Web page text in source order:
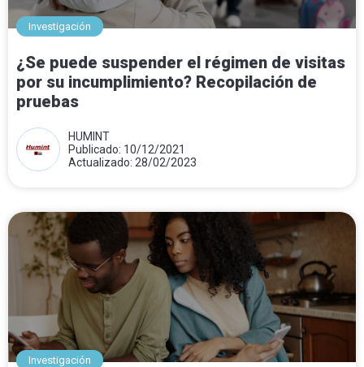
Investigación
¿Se puede suspender el régimen de visitas
por su incumplimiento? Recopilación de
pruebas
HUMINT
Publicado: 10/12/2021
Actualizado: 28/02/2023
Investigación